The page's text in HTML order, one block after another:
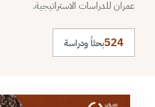
عمران للدراسات الاستراتيجية.
524بحثاً ودراسة